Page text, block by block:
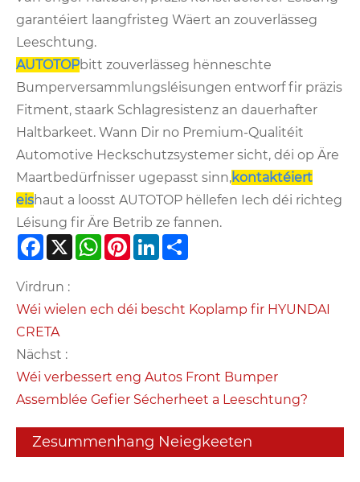
garantéiert laangfristeg Wäert an zouverlässeg
Leeschtung.
AUTOTOPbitt zouverlässeg hënneschte
Bumperversammlungsléisungen entworf fir präzis
Fitment, staark Schlagresistenz an dauerhafter
Haltbarkeet. Wann Dir no Premium-Qualitéit
Automotive Heckschutzsystemer sicht, déi op Äre
Maartbedürfnisser ugepasst sinn,kontaktéiert
eishaut a loosst AUTOTOP hëllefen Iech déi richteg
Léisung fir Äre Betrib ze fannen.
Facebook
X WhatsApp
PinterestLinkedIn
Virdrun :
Wéi wielen ech déi bescht Koplamp fir HYUNDAI
CRETA
Nächst :
Wéi verbessert eng Autos Front Bumper
Assemblée Gefier Sécherheet a Leeschtung?
Zesummenhang Neiegkeeten